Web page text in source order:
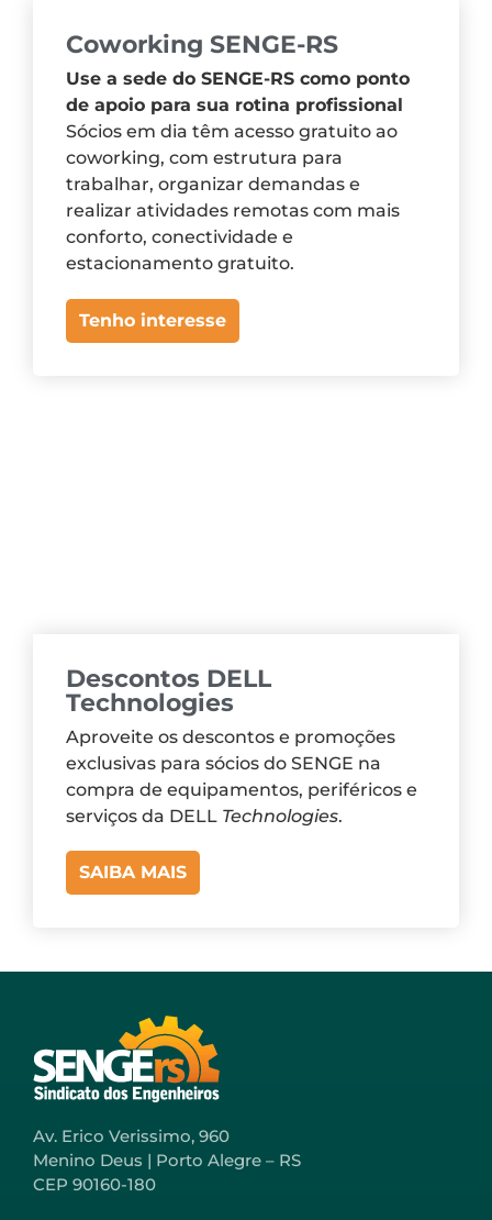
Coworking SENGE-RS
Use a sede do SENGE-RS como ponto
de apoio para sua rotina profissional
Sócios em dia têm acesso gratuito ao
coworking, com estrutura para
trabalhar, organizar demandas e
realizar atividades remotas com mais
conforto, conectividade e
estacionamento gratuito.
Tenho interesse
Descontos DELL
Technologies
Aproveite os descontos e promoções
exclusivas para sócios do SENGE na
compra de equipamentos, periféricos e
serviços da DELL Technologies.
SAIBA MAIS
Av. Erico Verissimo, 960
Menino Deus | Porto Alegre – RS
CEP 90160-180